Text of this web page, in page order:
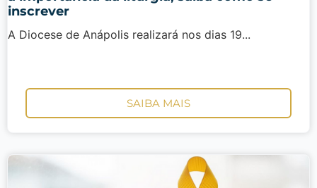
inscrever
A Diocese de Anápolis realizará nos dias 19...
SAIBA MAIS